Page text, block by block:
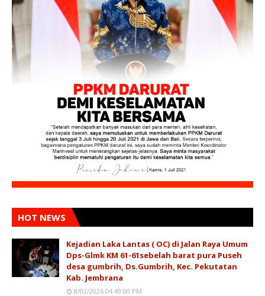
HOT NEWS
Kejadian Laka Lantas ( OC) di Jalan Raya Umum
Dps-Glmk KM 61-61sebelah barat pura Puseh
desa gumbrih, Ds.Gumbrih, Kec. Pekutatan
Kab. Jembrana
8/02/2026 04:49:00 PM